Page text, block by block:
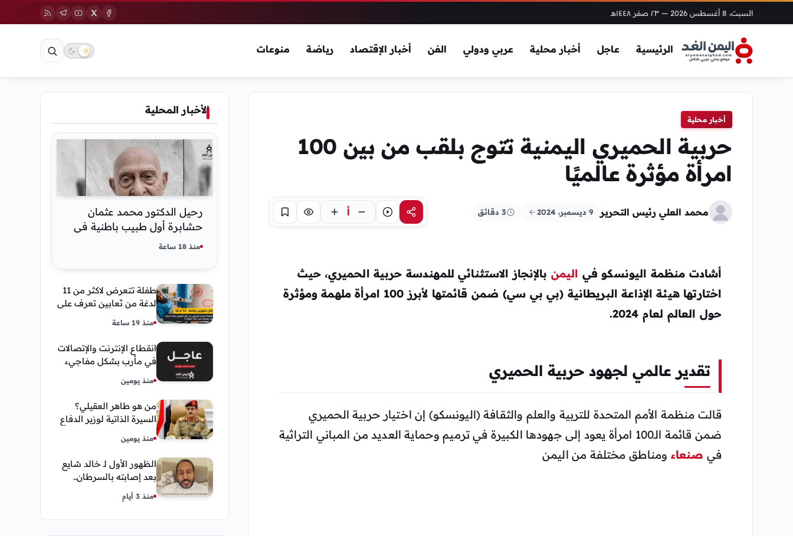
السبت، 8 أغسطس 2026 — ٢٣ صفر ١٤٤٨هـ
الرئيسية عاجل أخبار محلية عربي ودولي الفن أخبار الإقتصاد رياضة منوعات
أخبار محلية
حربية الحميري اليمنية تتوج بلقب من بين 100
امرأة مؤثرة عالميًا
محمد العلي رئيس التحرير 9 ديسمبر، 2024 3 دقائق مشاركةاستماع أ تركيز حفظ
أشادت منظمة اليونسكو في اليمن بالإنجاز الاستثنائي للمهندسة حربية الحميري، حيث
اختارتها هيئة الإذاعة البريطانية (بي بي سي) ضمن قائمتها لأبرز 100 امرأة ملهمة ومؤثرة
حول العالم لعام 2024.
تقدير عالمي لجهود حربية الحميري
قالت منظمة الأمم المتحدة للتربية والعلم والثقافة (اليونسكو) إن اختيار حربية الحميري
ضمن قائمة الـ100 امرأة يعود إلى جهودها الكبيرة في ترميم وحماية العديد من المباني التراثية
في صنعاء ومناطق مختلفة من اليمن
الأخبار المحلية
رحيل الدكتور محمد عثمان
حشابرة أول طبيب باطنية في
الحديدة
منذ 18 ساعة
طفلة تتعرض لاكثر من 11
لدغة من ثعابين تعرف على
العريقي
منذ 19 ساعة
انقطاع الإنترنت والإتصالات
في مأرب بشكل مفاجيء
منذ يومين
من هو طاهر العقيلي؟
السيرة الذاتية لوزير الدفاع
مناصبه
منذ يومين
الظهور الأول لـ خالد شايع
بعد إصابته بالسرطان..
يكشف تفاصيل مؤثرة عن
رحلة العلاج
منذ 3 أيام